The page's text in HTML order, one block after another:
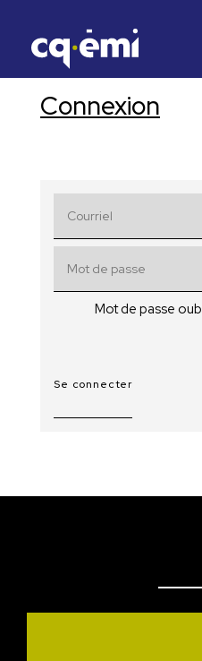
Connexion
Mot de passe